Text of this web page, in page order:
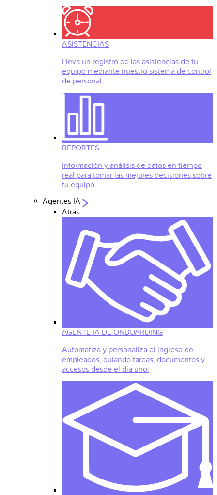
ASISTENCIAS
Lleva un registro de las asistencias de tu
equipo mediante nuestro sistema de control
de personal.
REPORTES
Información y análisis de datos en tiempo
real para tomar las mejores decisiones sobre
tu equipo.
Agentes IA
Atrás
AGENTE IA DE ONBOARDING
Automatiza y personaliza el ingreso de
empleados, guiando tareas, documentos y
accesos desde el día uno.